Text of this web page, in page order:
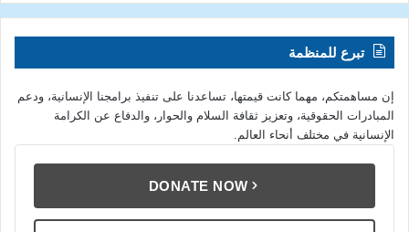
تبرع للمنظمة
إن مساهمتكم، مهما كانت قيمتها، تساعدنا على تنفيذ برامجنا الإنسانية، ودعم
المبادرات الحقوقية، وتعزيز ثقافة السلام والحوار، والدفاع عن الكرامة
الإنسانية في مختلف أنحاء العالم.
DONATE NOW